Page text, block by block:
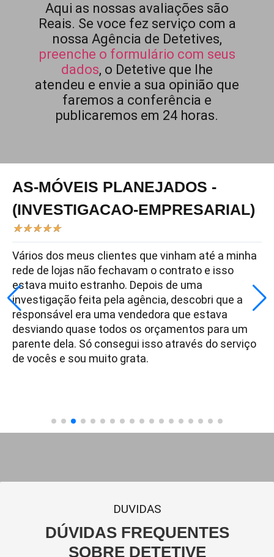
Aqui as nossas avaliações são
Reais. Se voce fez serviço com a
nossa Agência de Detetives,
preenche o formulário com seus
dados, o Detetive que lhe
atendeu e envie a sua opinião que
faremos a conferência e
publicaremos em 24 horas.
AS-MÓVEIS PLANEJADOS -
(INVESTIGACAO-EMPRESARIAL)
★★★★★
Vários dos meus clientes que vinham até a minha
rede de lojas não fechavam o contrato e isso
estava muito estranho. Depois de uma
investigação feita pela agência, descobri que a
responsável era uma vendedora que estava
desviando quase todos os orçamentos para um
parente dela. Só consegui isso através do serviço
de vocês e sou muito grata.
DUVIDAS
DÚVIDAS FREQUENTES
SOBRE DETETIVE